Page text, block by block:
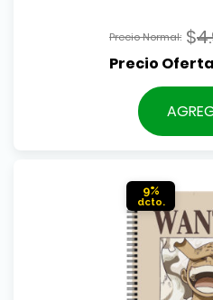
$
El
El
9%